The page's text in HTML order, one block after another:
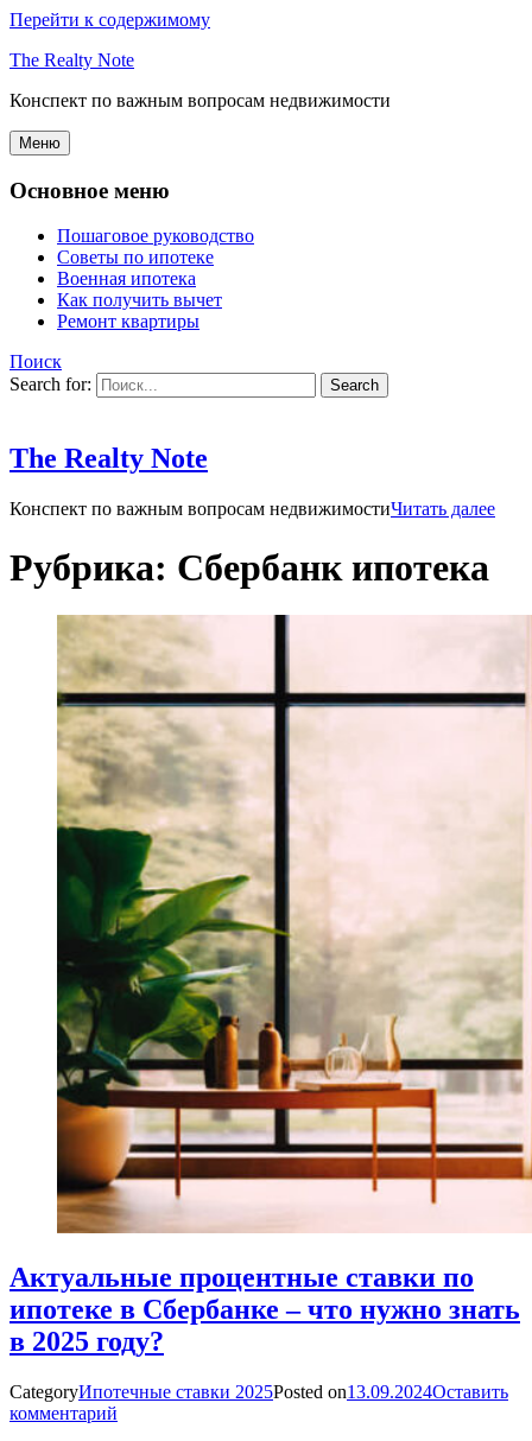
Перейти к содержимому
The Realty Note
Конспект по важным вопросам недвижимости
Меню
Основное меню
Пошаговое руководство
Советы по ипотеке
Военная ипотека
Как получить вычет
Ремонт квартиры
Поиск
Search for:
The Realty Note
Конспект по важным вопросам недвижимостиЧитать далее
Рубрика: Сбербанк ипотека
Актуальные процентные ставки по
ипотеке в Сбербанке – что нужно знать
в 2025 году?
CategoryИпотечные ставки 2025Posted on13.09.2024Оставить
комментарий